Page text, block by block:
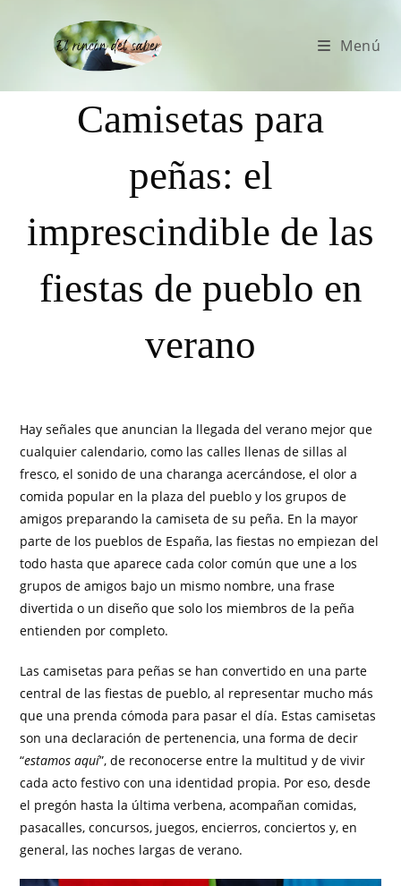
Menú
Camisetas para
peñas: el
imprescindible de las
fiestas de pueblo en
verano
Hay señales que anuncian la llegada del verano mejor que
cualquier calendario, como las calles llenas de sillas al
fresco, el sonido de una charanga acercándose, el olor a
comida popular en la plaza del pueblo y los grupos de
amigos preparando la camiseta de su peña. En la mayor
parte de los pueblos de España, las fiestas no empiezan del
todo hasta que aparece cada color común que une a los
grupos de amigos bajo un mismo nombre, una frase
divertida o un diseño que solo los miembros de la peña
entienden por completo.
Las camisetas para peñas se han convertido en una parte
central de las fiestas de pueblo, al representar mucho más
que una prenda cómoda para pasar el día. Estas camisetas
son una declaración de pertenencia, una forma de decir
“estamos aquí”, de reconocerse entre la multitud y de vivir
cada acto festivo con una identidad propia. Por eso, desde
el pregón hasta la última verbena, acompañan comidas,
pasacalles, concursos, juegos, encierros, conciertos y, en
general, las noches largas de verano.